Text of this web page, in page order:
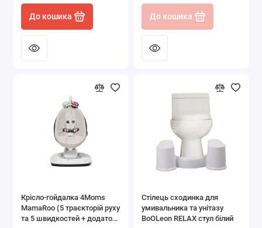
подушка
До кошика До кошика
Крісло-гойдалка 4Moms
MamaRoo (5 траєкторій руху
та 5 швидкостей + додаток
Стілець сходинка для
умивальника та унітазу
BoОLeon RELAX стул білий